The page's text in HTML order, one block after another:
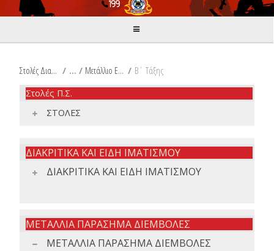
Στολές Διακριτικά Είδη Ιματισμού Π.Σ. / Μετάλλιο Ευδόκιμης Πυροσβεστικής Υπηρεσίας / Β΄ Τάξης
Στολές Π.Σ.
ΣΤΟΛΕΣ
ΔΙΑΚΡΙΤΙΚΑ ΚΑΙ ΕΙΔΗ ΙΜΑΤΙΣΜΟΥ
ΔΙΑΚΡΙΤΙΚΑ ΚΑΙ ΕΙΔΗ ΙΜΑΤΙΣΜΟΥ
ΜΕΤΑΛΛΙΑ ΠΑΡΑΣΗΜΑ ΔΙΕΜΒΟΛΕΣ
ΜΕΤΑΛΛΙΑ ΠΑΡΑΣΗΜΑ ΔΙΕΜΒΟΛΕΣ